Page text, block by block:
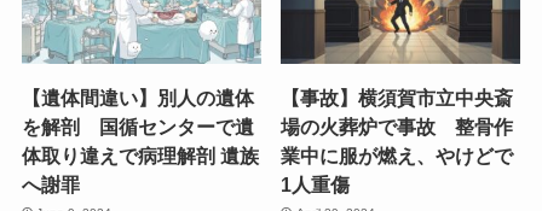
【遺体間違い】別人の遺体
を解剖 国循センターで遺
体取り違えで病理解剖 遺族
へ謝罪
【事故】横須賀市立中央斎
場の火葬炉で事故 整骨作
業中に服が燃え、やけどで
1人重傷